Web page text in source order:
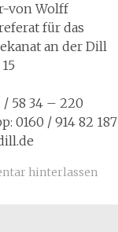
von Wolff
für das
an der Dill
58 34 – 220
0160 / 914 82 187
hinterlassen